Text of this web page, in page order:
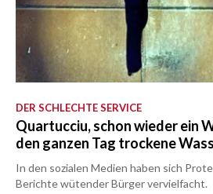
DER SCHLECHTE SERVICE
Quartucciu, schon wieder ein
den ganzen Tag trockene
In den sozialen Medien haben sich
Berichte wütender Bürger vervielfacht.